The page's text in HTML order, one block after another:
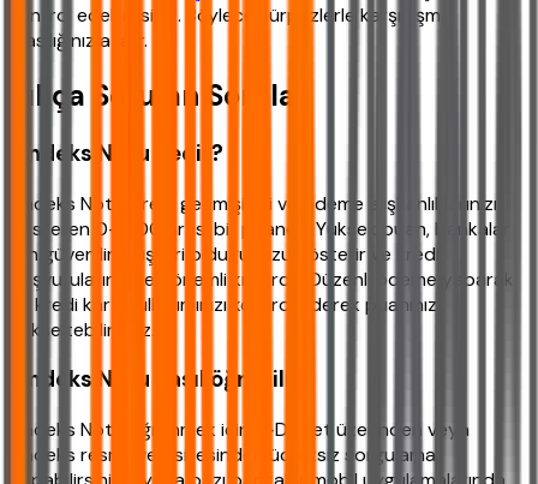
kontrol edebilirsiniz. Böylece sürprizlerle karşılaşma
olasılığınız azalır.
Sıkça Sorulan Sorular
Findeks Notu nedir?
Findeks Notu, kredi geçmişinizi ve ödeme alışkanlıklarınızı
gösteren 0-1900 arası bir puandır. Yüksek puan, bankalar
için güvenilir müşteri olduğunuzu gösterir ve kredi
başvurularında en önemli kriterdir. Düzenli ödeme yaparak
ve kredi kartı kullanımınızı kontrol ederek puanınızı
yükseltebilirsiniz.
Findeks Notu nasıl öğrenilir?
Findeks Notu öğrenmek için e-Devlet üzerinden veya
Findeks resmi web sitesinden ücretsiz sorgulama